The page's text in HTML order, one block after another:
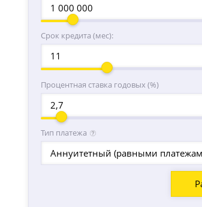
Срок кредита (мес):
Процентная ставка годовых (%)
Тип платежа
Аннуитетный (равными